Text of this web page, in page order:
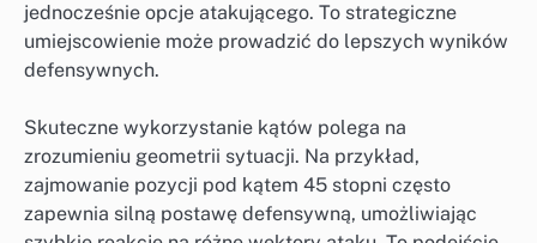
jednocześnie opcje atakującego. To strategiczne
umiejscowienie może prowadzić do lepszych wyników
defensywnych.
Skuteczne wykorzystanie kątów polega na
zrozumieniu geometrii sytuacji. Na przykład,
zajmowanie pozycji pod kątem 45 stopni często
zapewnia silną postawę defensywną, umożliwiając